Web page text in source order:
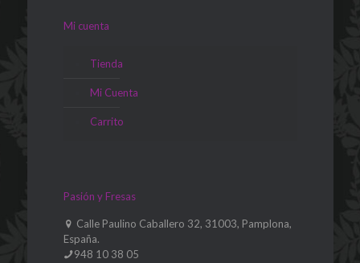
Mi cuenta
Tienda
Mi Cuenta
Carrito
Pasión y Fresas
Calle Paulino Caballero 32, 31003, Pamplona,
España.
948 10 38 05